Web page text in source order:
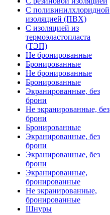
С поливинилхлоридной
изоляцией (ПВХ)
С изоляцией из
термоэластопласта
(ТЭП)
Не бронированные
Бронированные
Не бронированные
Бронированные
Экранированные, без
брони
Не экранированные, без
брони
Бронированные
Экранированные, без
брони
Экранированные, без
брони
Экранированные,
бронированные
Не экранированные,
бронированные
Шнуры